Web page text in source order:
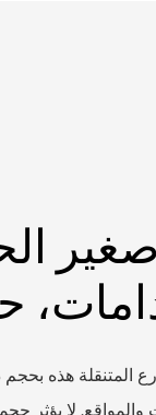
صغير
هذه بحجم
لا يؤثر